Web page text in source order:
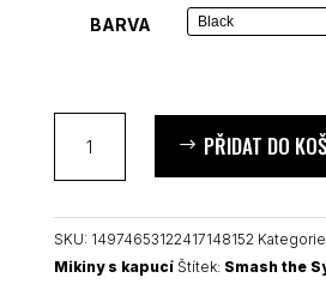
BARVA
System
mikina
s
PŘIDAT DO
SKU: 14974653122417148152
Mikiny s kapucí Štítek: Smash the